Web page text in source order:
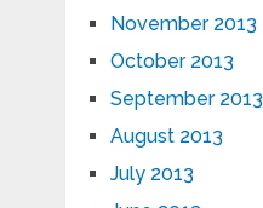
November 2013
October 2013
September 2013
August 2013
July 2013